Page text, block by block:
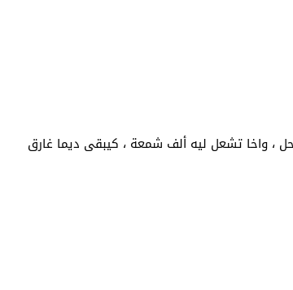
، واخا تشعل ليه ألف شمعة ، كيبقى ديما غارق